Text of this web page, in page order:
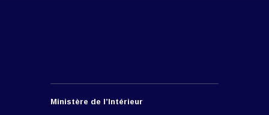
Ministère de l’Intérieur